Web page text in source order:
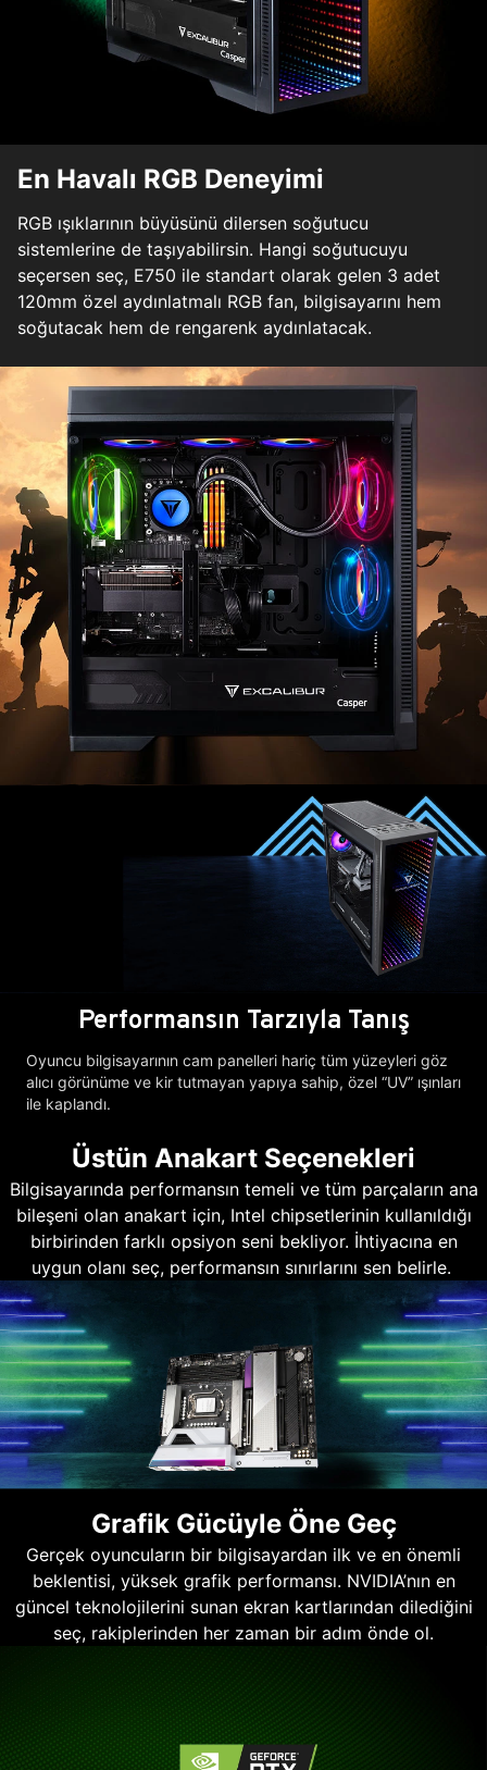
En Havalı RGB Deneyimi
RGB ışıklarının büyüsünü dilersen soğutucu
sistemlerine de taşıyabilirsin. Hangi soğutucuyu
seçersen seç, E750 ile standart olarak gelen 3 adet
120mm özel aydınlatmalı RGB fan, bilgisayarını hem
soğutacak hem de rengarenk aydınlatacak.
Performansın Tarzıyla Tanış
Oyuncu bilgisayarının cam panelleri hariç tüm yüzeyleri göz
alıcı görünüme ve kir tutmayan yapıya sahip, özel “UV” ışınları
ile kaplandı.
Üstün Anakart Seçenekleri
Bilgisayarında performansın temeli ve tüm parçaların ana
bileşeni olan anakart için, Intel chipsetlerinin kullanıldığı
birbirinden farklı opsiyon seni bekliyor. İhtiyacına en
uygun olanı seç, performansın sınırlarını sen belirle.
Grafik Gücüyle Öne Geç
Gerçek oyuncuların bir bilgisayardan ilk ve en önemli
beklentisi, yüksek grafik performansı. NVIDIA’nın en
güncel teknolojilerini sunan ekran kartlarından dilediğini
seç, rakiplerinden her zaman bir adım önde ol.